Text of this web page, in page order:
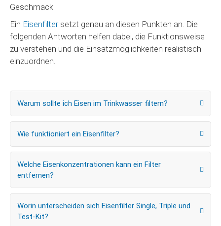
Geschmack.
Ein Eisenfiltersetzt genau an diesen Punkten an. Die
folgenden Antworten helfen dabei, die Funktionsweise
zu verstehen und die Einsatzmöglichkeiten realistisch
einzuordnen.
Warum sollte ich Eisen im Trinkwasser filtern?
Wie funktioniert ein Eisenfilter?
Welche Eisenkonzentrationen kann ein Filter
entfernen?
Worin unterscheiden sich Eisenfilter Single, Triple und
Test-Kit?